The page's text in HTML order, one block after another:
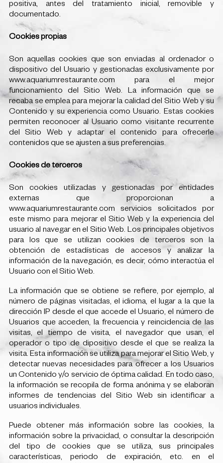
positiva, antes del tratamiento inicial, removible y
documentado.
Cookies propias
Son aquellas cookies que son enviadas al ordenador o
dispositivo del Usuario y gestionadas exclusivamente por
www.aquariumrestaurante.com para el mejor
funcionamiento del Sitio Web. La información que se
recaba se emplea para mejorar la calidad del Sitio Web y su
Contenido y su experiencia como Usuario. Estas cookies
permiten reconocer al Usuario como visitante recurrente
del Sitio Web y adaptar el contenido para ofrecerle
contenidos que se ajusten a sus preferencias.
Cookies de terceros
Son cookies utilizadas y gestionadas por entidades
externas que proporcionan a
www.aquariumrestaurante.com servicios solicitados por
este mismo para mejorar el Sitio Web y la experiencia del
usuario al navegar en el Sitio Web. Los principales objetivos
para los que se utilizan cookies de terceros son la
obtención de estadísticas de accesos y analizar la
información de la navegación, es decir, cómo interactúa el
Usuario con el Sitio Web.
La información que se obtiene se refiere, por ejemplo, al
número de páginas visitadas, el idioma, el lugar a la que la
dirección IP desde el que accede el Usuario, el número de
Usuarios que acceden, la frecuencia y reincidencia de las
visitas, el tiempo de visita, el navegador que usan, el
operador o tipo de dipositivo desde el que se realiza la
visita. Esta información se utiliza para mejorar el Sitio Web, y
detectar nuevas necesidades para ofrecer a los Usuarios
un Contenido y/o servicio de óptima calidad. En todo caso,
la información se recopila de forma anónima y se elaboran
informes de tendencias del Sitio Web sin identificar a
usuarios individuales.
Puede obtener más información sobre las cookies, la
información sobre la privacidad, o consultar la descripción
del tipo de cookies que se utiliza, sus principales
características, periodo de expiración, etc. en el